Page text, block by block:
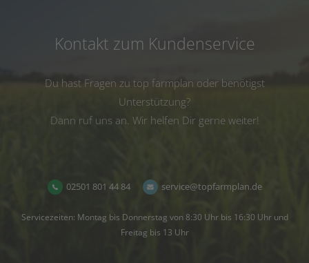
Kontakt zum Kundenservice
Du hast Fragen zu top farmplan oder benötigst
Unterstützung?
Dann ruf uns an. Wir helfen Dir gerne weiter!
02501 801 44 84 service@topfarmplan.de
Servicezeiten: Montag bis Donnerstag von 8:30 Uhr bis 16:30 Uhr und
Freitag bis 13 Uhr